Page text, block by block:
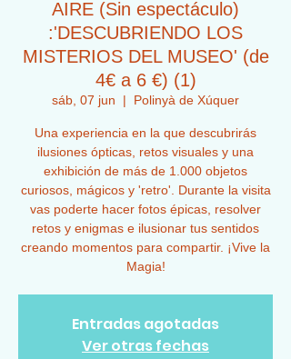
AIRE (Sin espectáculo)
:'DESCUBRIENDO LOS
MISTERIOS DEL MUSEO' (de
4€ a 6 €) (1)
sáb, 07 jun
  |
Polinyà de Xúquer
Una experiencia en la que descubrirás
ilusiones ópticas, retos visuales y una
exhibición de más de 1.000 objetos
curiosos, mágicos y 'retro'. Durante la visita
vas poderte hacer fotos épicas, resolver
retos y enigmas e ilusionar tus sentidos
creando momentos para compartir. ¡Vive la
Magia!
Entradas agotadas
Ver otras fechas